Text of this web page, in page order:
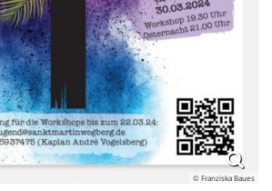
© Franziska Baues